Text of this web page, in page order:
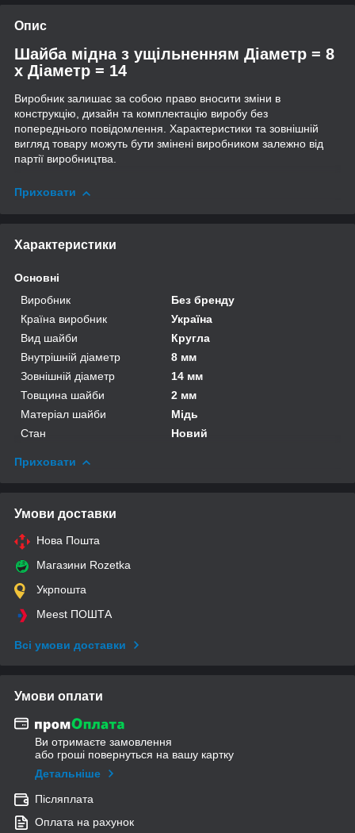
Опис
Шайба мідна з ущільненням Діаметр = 8
х Діаметр = 14
Виробник залишає за собою право вносити зміни в
конструкцію, дизайн та комплектацію виробу без
попереднього повідомлення. Характеристики та зовнішній
вигляд товару можуть бути змінені виробником залежно від
партії виробництва.
Приховати
Характеристики
Основні
Виробник
Без бренду
Країна виробник
Україна
Вид шайби
Кругла
Внутрішній діаметр
8 мм
Зовнішній діаметр
14 мм
Товщина шайби
2 мм
Матеріал шайби
Мідь
Стан
Новий
Приховати
Умови доставки
Нова Пошта
Магазини Rozetka
Укрпошта
Meest ПОШТА
Всі умови доставки
Умови оплати
Ви отримаєте замовлення
або гроші повернуться на вашу картку
Детальніше
Післяплата
Оплата на рахунок